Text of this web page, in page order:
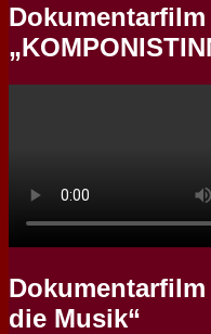
Dokumentarfilm
die Musik“